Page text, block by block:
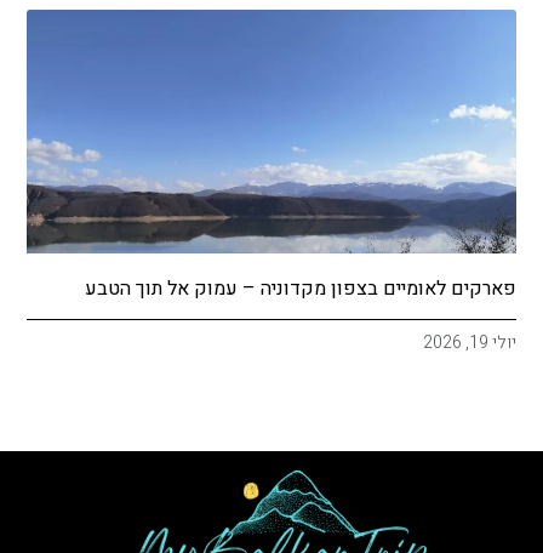
פארקים לאומיים בצפון מקדוניה – עמוק אל תוך הטבע
יולי 19, 2026